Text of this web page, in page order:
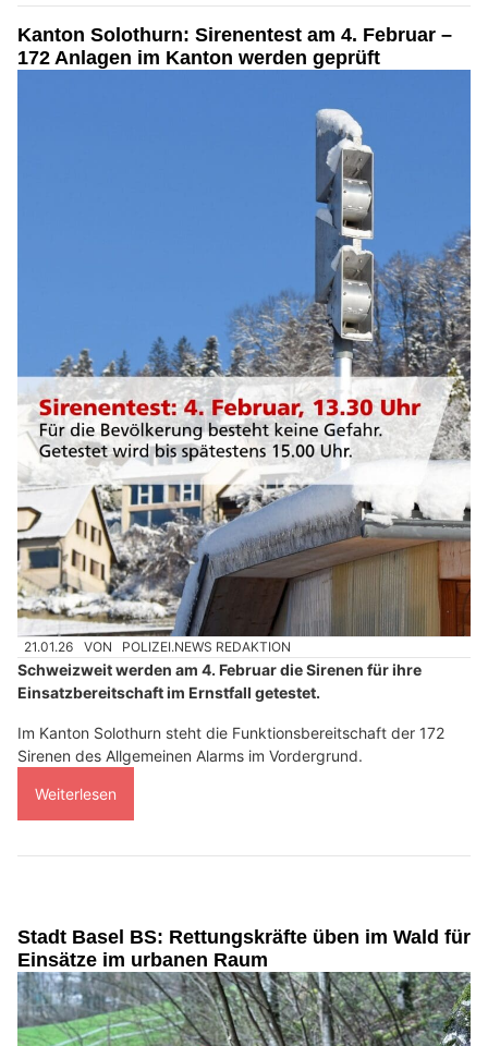
Kanton Solothurn: Sirenentest am 4. Februar –
172 Anlagen im Kanton werden geprüft
21.01.26 VON POLIZEI.NEWS REDAKTION
Schweizweit werden am 4. Februar die Sirenen für ihre
Einsatzbereitschaft im Ernstfall getestet.
Im Kanton Solothurn steht die Funktionsbereitschaft der 172
Sirenen des Allgemeinen Alarms im Vordergrund.
Weiterlesen
Stadt Basel BS: Rettungskräfte üben im Wald für
Einsätze im urbanen Raum